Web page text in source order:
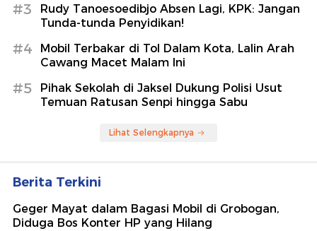
#3
Rudy Tanoesoedibjo Absen Lagi, KPK: Jangan
Tunda-tunda Penyidikan!
#4
Mobil Terbakar di Tol Dalam Kota, Lalin Arah
Cawang Macet Malam Ini
#5
Pihak Sekolah di Jaksel Dukung Polisi Usut
Temuan Ratusan Senpi hingga Sabu
Lihat Selengkapnya
Berita Terkini
Geger Mayat dalam Bagasi Mobil di Grobogan,
Diduga Bos Konter HP yang Hilang